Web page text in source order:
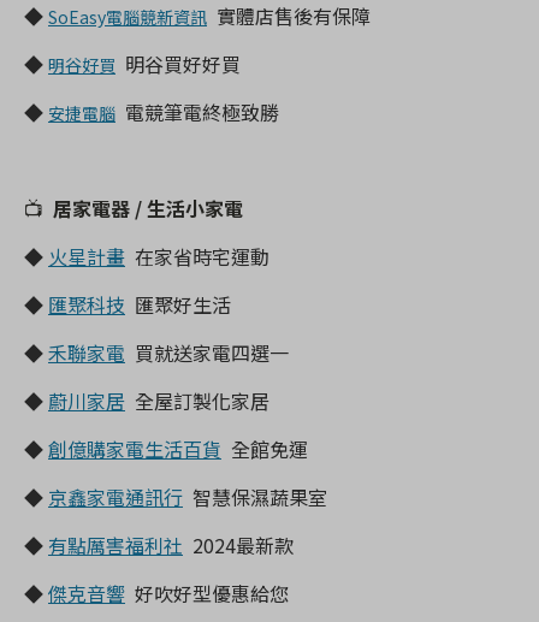
◆ SoEasy電腦競新資訊 實體店售後有保障
◆ 明谷好買 明谷買好好買
◆ 安捷電腦 電競筆電終極致勝
📺 居家電器 / 生活小家電
◆ 火星計畫 在家省時宅運動
◆ 匯聚科技 匯聚好生活
◆禾聯家電 買就送家電四選一
◆ 蔚川家居 全屋訂製化家居
◆創億購家電生活百貨 全館免運
◆ 京鑫家電通訊行 智慧保濕蔬果室
◆ 有點厲害福利社 2024最新款
◆傑克音響 好吹好型優惠給您